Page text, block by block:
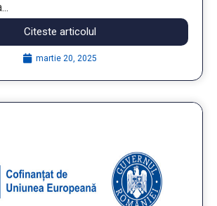
Citeste articolul
martie 20, 2025